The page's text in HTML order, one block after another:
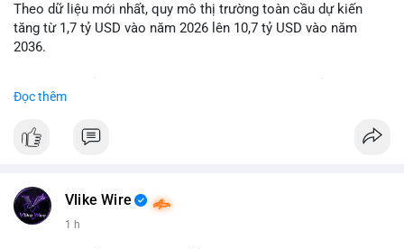
Lời khuyên: Nhà đầu tư nhỏ lẻ nên quan sát thêm 2-4 giờ sau
khi giao dịch được xác nhận, tránh hành động theo cảm xúc.
ưu tiên quản trị rủi ro trong giai đoạn biến động mạnh.
#btcmempool65k
Theo dữ liệu mới nhất, quy mô thị trường toàn cầu dự kiến
tăng từ 1,7 tỷ USD vào năm 2026 lên 10,7 tỷ USD vào năm
2036.
hàng năm (CAGR) ấn tượng lên tới 20,2%.
Điều gì đang thúc đẩy sự tăng trưởng vượt bậc này? Hãy cùng
Đọc thêm
Vlike Wire
1 h